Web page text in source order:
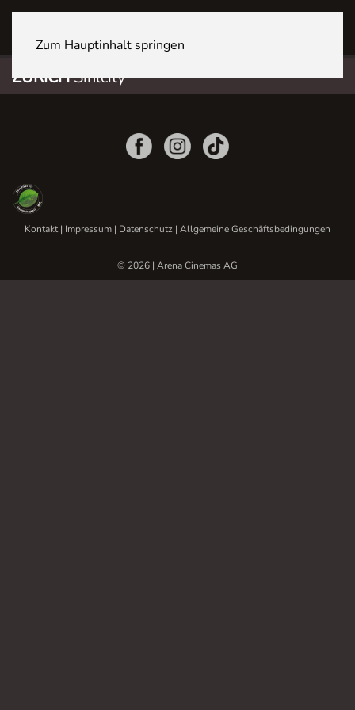
Zum Hauptinhalt springen
ZÜRICHSihlcity
Kontakt| Impressum | Datenschutz | Allgemeine Geschäftsbedingungen
© 2026 | Arena Cinemas AG